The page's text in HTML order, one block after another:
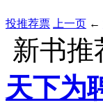
投推荐票 上一页 ←
新书推
天下为